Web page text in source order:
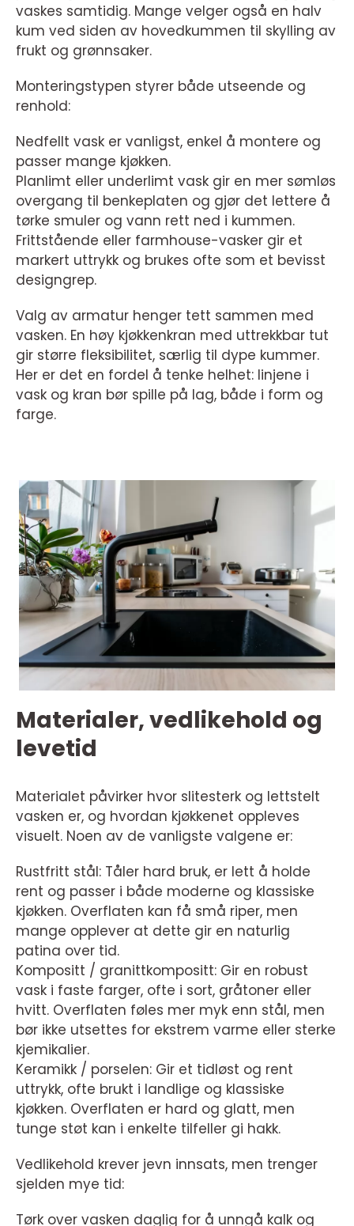
vaskes samtidig. Mange velger også en halv
kum ved siden av hovedkummen til skylling av
frukt og grønnsaker.
Monteringstypen styrer både utseende og
renhold:
Nedfellt vask er vanligst, enkel å montere og
passer mange kjøkken.
Planlimt eller underlimt vask gir en mer sømløs
overgang til benkeplaten og gjør det lettere å
tørke smuler og vann rett ned i kummen.
Frittstående eller farmhouse-vasker gir et
markert uttrykk og brukes ofte som et bevisst
designgrep.
Valg av armatur henger tett sammen med
vasken. En høy kjøkkenkran med uttrekkbar tut
gir større fleksibilitet, særlig til dype kummer.
Her er det en fordel å tenke helhet: linjene i
vask og kran bør spille på lag, både i form og
farge.
Materialer, vedlikehold og
levetid
Materialet påvirker hvor slitesterk og lettstelt
vasken er, og hvordan kjøkkenet oppleves
visuelt. Noen av de vanligste valgene er:
Rustfritt stål: Tåler hard bruk, er lett å holde
rent og passer i både moderne og klassiske
kjøkken. Overflaten kan få små riper, men
mange opplever at dette gir en naturlig
patina over tid.
Kompositt / granittkompositt: Gir en robust
vask i faste farger, ofte i sort, gråtoner eller
hvitt. Overflaten føles mer myk enn stål, men
bør ikke utsettes for ekstrem varme eller sterke
kjemikalier.
Keramikk / porselen: Gir et tidløst og rent
uttrykk, ofte brukt i landlige og klassiske
kjøkken. Overflaten er hard og glatt, men
tunge støt kan i enkelte tilfeller gi hakk.
Vedlikehold krever jevn innsats, men trenger
sjelden mye tid:
Tørk over vasken daglig for å unngå kalk og